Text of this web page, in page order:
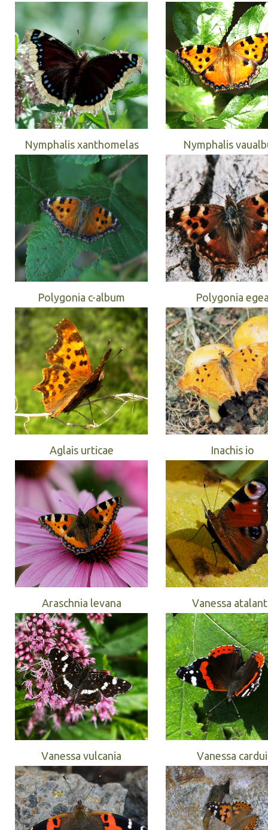
Nymphalis xanthomelas Nymphalis
Polygonia c-album Polygonia
Aglais urticae Inachis io
Araschnia levana Vanessa
Vanessa vulcania Vanessa cardui